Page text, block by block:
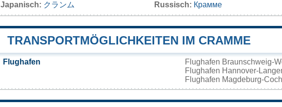
Japanisch: クランム Russisch: Крамме
TRANSPORTMÖGLICHKEITEN IM CRAMME
Flughafen Flughafen Braunschweig-
Flughafen Hannover-
Flughafen Magdeburg-